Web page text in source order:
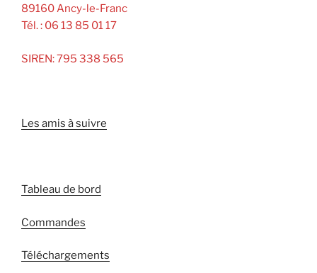
89160 Ancy-le-Franc
Tél. : 06 13 85 01 17
SIREN: 795 338 565
Les amis à suivre
Tableau de bord
Commandes
Téléchargements